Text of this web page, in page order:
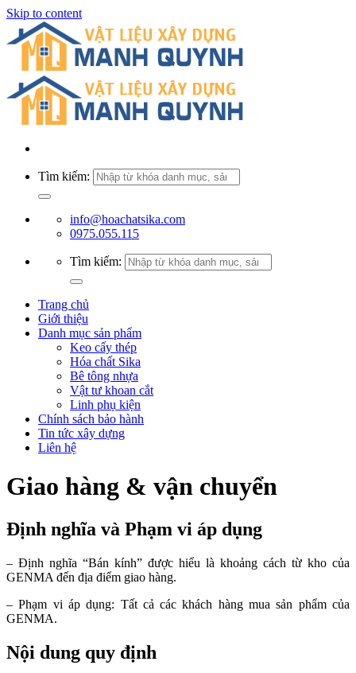
Skip to content
Tìm kiếm:
info@hoachatsika.com
0975.055.115
Tìm kiếm:
Trang chủ
Giới thiệu
Danh mục sản phẩm
Keo cấy thép
Hóa chất Sika
Bê tông nhựa
Vật tư khoan cắt
Linh phụ kiện
Chính sách bảo hành
Tin tức xây dựng
Liên hệ
Giao hàng & vận chuyển
Định nghĩa và Phạm vi áp dụng
– Định nghĩa “Bán kính” được hiểu là khoảng cách từ kho của
GENMA đến địa điểm giao hàng.
– Phạm vi áp dụng: Tất cả các khách hàng mua sản phẩm của
GENMA.
Nội dung quy định